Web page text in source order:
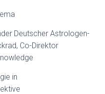
Deutscher Astrologen-
Co-Direktor
in